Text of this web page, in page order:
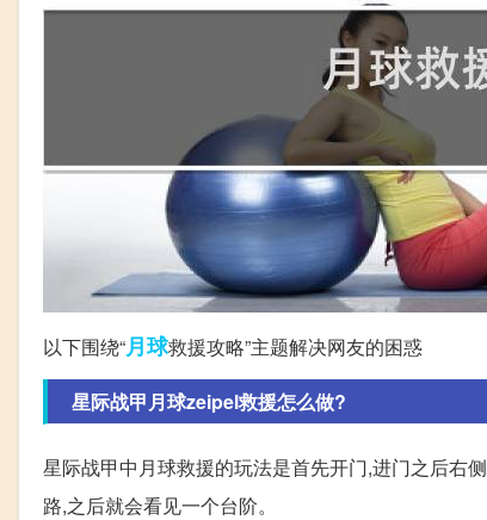
以下围绕“月球救援攻略”主题解决网友的困惑
星际战甲月球zeipel救援怎么做?
星际战甲中月球救援的玩法是首先开门,进门之后右
路,之后就会看见一个台阶。